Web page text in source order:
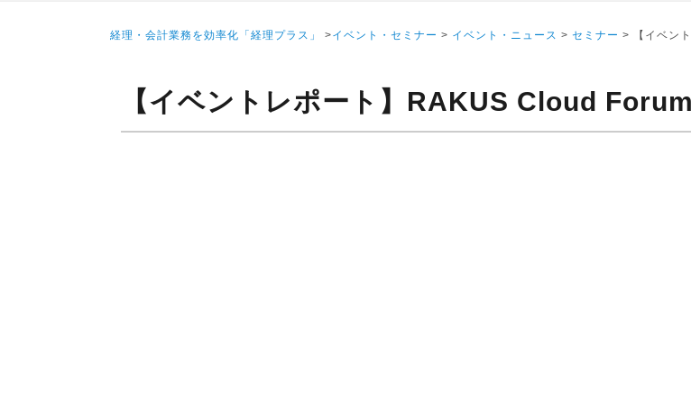
経理・会計業務を効率化「経理プラス」 >イベント・セミナー > イベント・ニュース > セミナー > 【イベン
【イベントレポート】RAKUS Cloud